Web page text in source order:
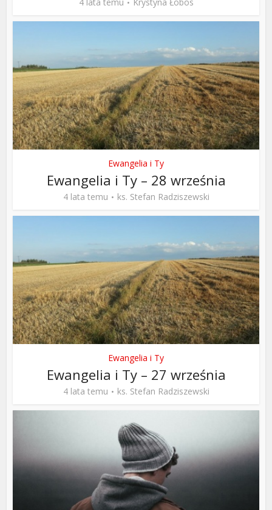
Ewangelia i Ty
Ewangelia i Ty – 28 września
4 lata temu ks. Stefan Radziszewski
Ewangelia i Ty
Ewangelia i Ty – 27 września
4 lata temu ks. Stefan Radziszewski